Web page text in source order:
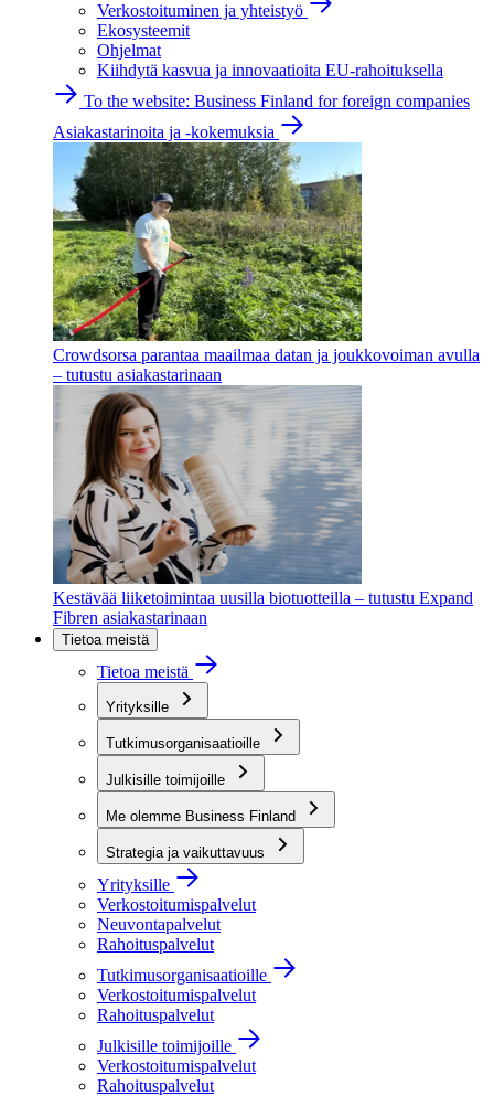
Verkostoituminen ja yhteistyö
Ekosysteemit
Ohjelmat
Kiihdytä kasvua ja innovaatioita EU-rahoituksella
To the website: Business Finland for foreign companies
Asiakastarinoita ja -kokemuksia
Crowdsorsa parantaa maailmaa datan ja joukkovoiman avulla
– tutustu asiakastarinaan
Kestävää liiketoimintaa uusilla biotuotteilla – tutustu Expand
Fibren asiakastarinaan
Tietoa meistä
Tietoa meistä
Yrityksille
Tutkimusorganisaatioille
Julkisille toimijoille
Me olemme Business Finland
Strategia ja vaikuttavuus
Yrityksille
Verkostoitumispalvelut
Neuvontapalvelut
Rahoituspalvelut
Tutkimusorganisaatioille
Verkostoitumispalvelut
Rahoituspalvelut
Julkisille toimijoille
Verkostoitumispalvelut
Rahoituspalvelut